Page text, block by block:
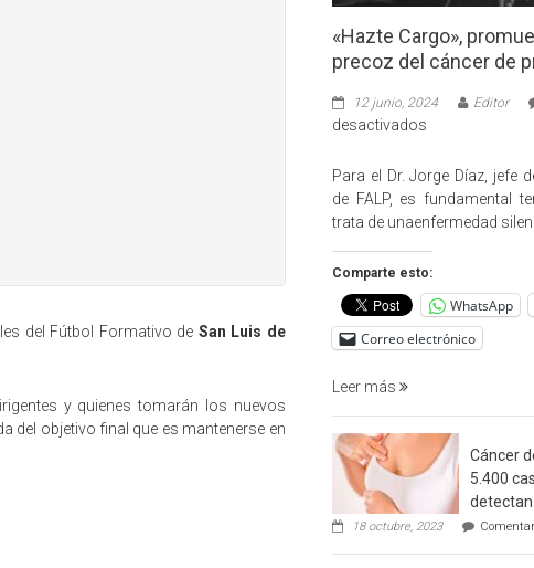
del Fútbol Formativo de San Luis de
y quienes tomarán los nuevos
del objetivo final que es mantenerse en
«Hazte Cargo»,
precoz del cáncer de
12 junio, 2024 Editor
desactivados
Cargo»,
promueve
la
cáncer
de
prostata
Para el Dr. Jorge Díaz, jefe
de FALP, es fundamental
trata de unaenfermedad
Comparte esto:
WhatsApp
Correo electrónico
Leer más
Cáncer
5.400
detectan
18 octubre, 2023